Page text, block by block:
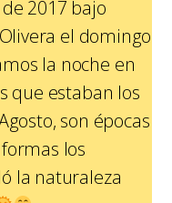
2017 bajo
el domingo
la noche en
que estaban los
son épocas
los
la naturaleza